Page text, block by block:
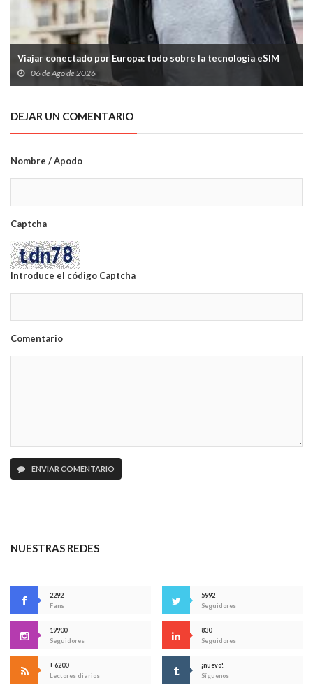
Viajar conectado por Europa: todo sobre la tecnología eSIM
06 de Ago de 2026
DEJAR UN COMENTARIO
Nombre / Apodo
Captcha
Introduce el código Captcha
Comentario
ENVIAR COMENTARIO
NUESTRAS REDES
2292
Fans
5992
Seguidores
19900
Seguidores
830
Seguidores
+ 6200
Lectores diarios
¡nuevo!
Síguenos